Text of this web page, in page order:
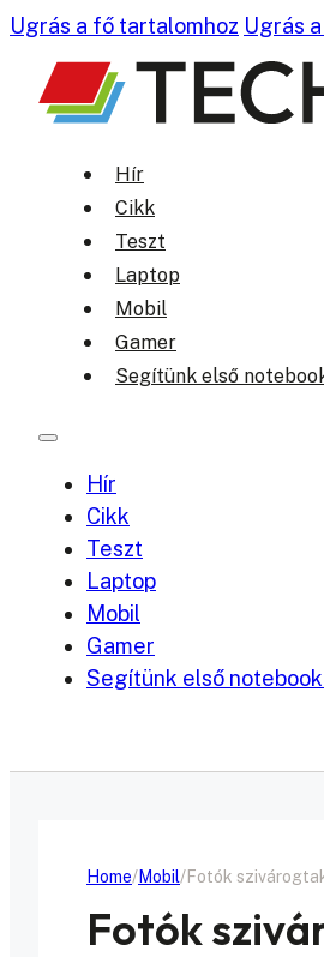
Ugrás a fő tartalomhoz Ugrás
Hír
Cikk
Teszt
Laptop
Mobil
Gamer
Segítünk első
Hír
Cikk
Teszt
Laptop
Mobil
Gamer
Segítünk első
Home Mobil Fotók
Fotók